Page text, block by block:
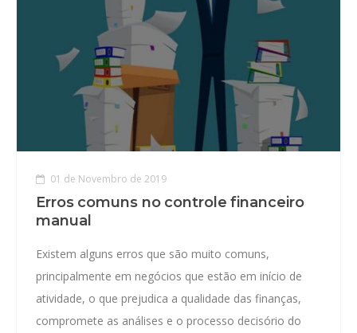
01 de Novembro de 2019
Erros comuns no controle financeiro
manual
Existem alguns erros que são muito comuns,
principalmente em negócios que estão em início de
atividade, o que prejudica a qualidade das finanças,
compromete as análises e o processo decisório do